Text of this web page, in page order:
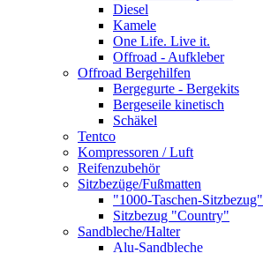
Diesel
Kamele
One Life. Live it.
Offroad - Aufkleber
Offroad Bergehilfen
Bergegurte - Bergekits
Bergeseile kinetisch
Schäkel
Tentco
Kompressoren / Luft
Reifenzubehör
Sitzbezüge/Fußmatten
"1000-Taschen-Sitzbezug"
Sitzbezug "Country"
Sandbleche/Halter
Alu-Sandbleche